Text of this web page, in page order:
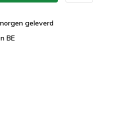
geleverd
BE